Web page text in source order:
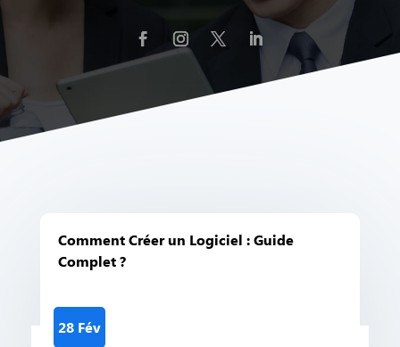
Comment Créer un Logiciel : Guide
Complet ?
28 Fév